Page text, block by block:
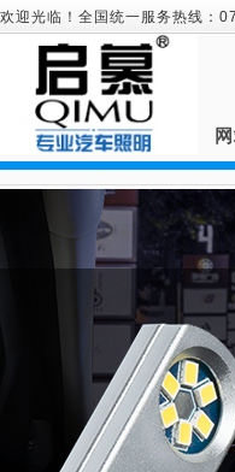
欢迎光临！全国统一服务热线：